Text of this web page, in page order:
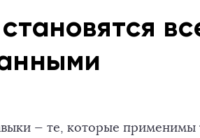
— те, которые применимы